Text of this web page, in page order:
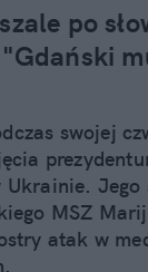
po
swojej
Jego
MSZ
atak w